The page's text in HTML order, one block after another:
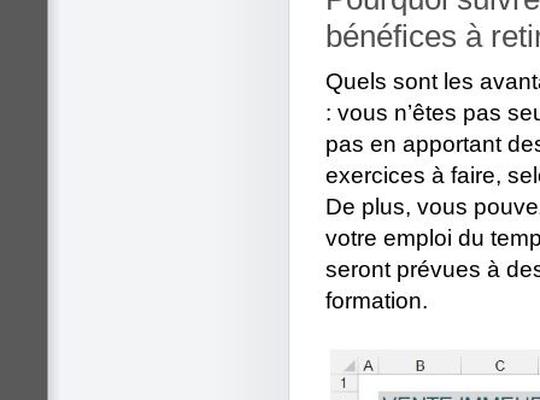
bénéfices à
Quels sont les
: vous n’êtes pas
pas en apportant
exercices à faire,
De plus, vous
votre emploi du
seront prévues à
formation.